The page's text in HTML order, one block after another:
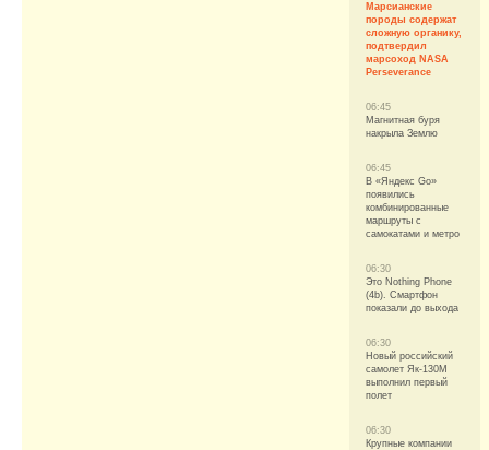
Марсианские
породы содержат
сложную органику,
подтвердил
марсоход NASA
Perseverance
06:45
Магнитная буря
накрыла Землю
06:45
В «Яндекс Go»
появились
комбинированные
маршруты с
самокатами и метро
06:30
Это Nothing Phone
(4b). Смартфон
показали до выхода
06:30
Новый российский
самолет Як-130М
выполнил первый
полет
06:30
Крупные компании